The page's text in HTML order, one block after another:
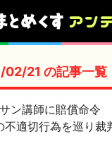
02/21 の記事一覧
サン講師に賠償命令
不適切行為を巡り裁